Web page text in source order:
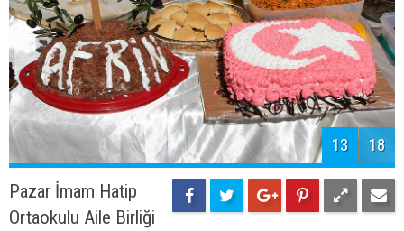
13 18
Pazar İmam Hatip
Ortaokulu Aile Birliği